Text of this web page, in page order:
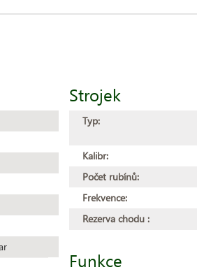
Strojek
Typ:
Kalibr:
Počet rubínů:
Frekvence:
Rezerva chodu :
Funkce